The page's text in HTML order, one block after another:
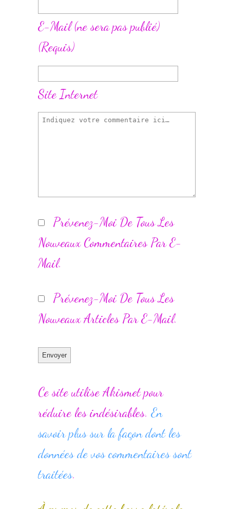
E-Mail(ne sera pas publié)
(requis)
Site Internet
Prévenez-Moi De Tous Les
Nouveaux Commentaires Par E-
Mail.
Prévenez-Moi De Tous Les
Nouveaux Articles Par E-Mail.
Ce site utilise Akismet pour
réduire les indésirables. En
savoir plus sur la façon dont les
données de vos commentaires sont
traitées.